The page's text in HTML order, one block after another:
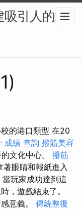
吸引人的文
的港口類型 在20
成績 查詢 撥筋美容
文化中心。 撥筋
眼睛和報紙進入
當玩家成功達到這
，遊戲結束了。
意義。 傳統整復